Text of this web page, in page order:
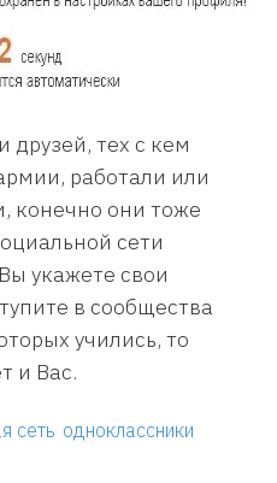
тех с кем
работали или
конечно они тоже
сети
укажете свои
в сообщества
учились, то
и Вас.
сеть одноклассники